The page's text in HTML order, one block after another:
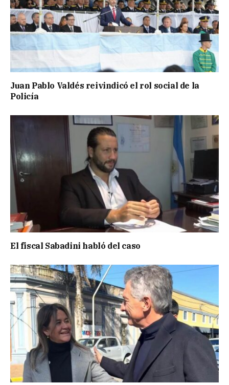
Juan Pablo Valdés reivindicó el rol social de la
Policía
El fiscal Sabadini habló del caso